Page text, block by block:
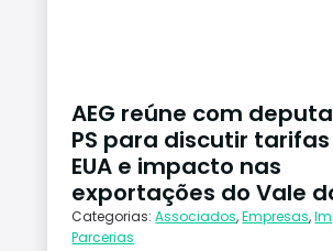
AEG reúne com
PS para discutir
EUA e impacto nas
exportações do Vale
Categorias:Associados,Empresas,
Parcerias